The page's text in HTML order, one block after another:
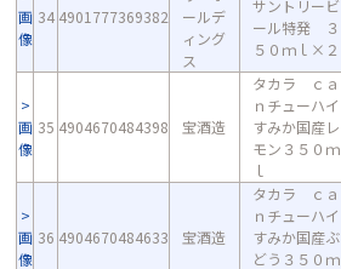
画
像
34 4901777369382
ールデ
ィング
ス
サントリービ
ール特発 ３
５０ｍｌ×２
画
像
35 4904670484398 宝酒造
タカラ ｃａ
ｎチューハイ
すみか国産レ
モン３５０ｍ
ｌ
画
像
36 4904670484633 宝酒造
タカラ ｃａ
ｎチューハイ
すみか国産ぶ
どう３５０ｍ